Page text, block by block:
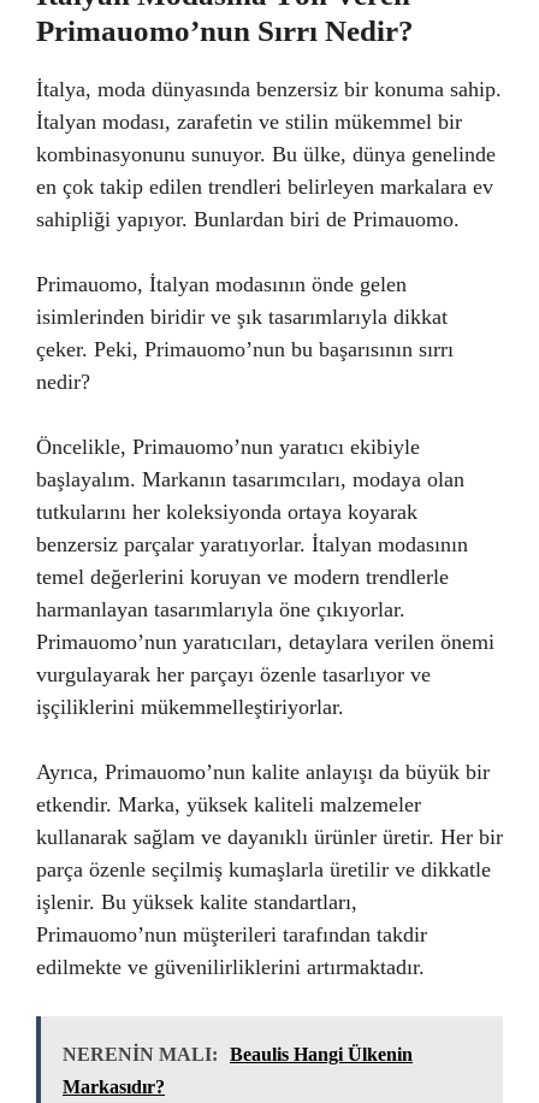
Primauomo’nun Sırrı Nedir?
İtalya, moda dünyasında benzersiz bir konuma sahip.
İtalyan modası, zarafetin ve stilin mükemmel bir
kombinasyonunu sunuyor. Bu ülke, dünya genelinde
en çok takip edilen trendleri belirleyen markalara ev
sahipliği yapıyor. Bunlardan biri de Primauomo.
Primauomo, İtalyan modasının önde gelen
isimlerinden biridir ve şık tasarımlarıyla dikkat
çeker. Peki, Primauomo’nun bu başarısının sırrı
nedir?
Öncelikle, Primauomo’nun yaratıcı ekibiyle
başlayalım. Markanın tasarımcıları, modaya olan
tutkularını her koleksiyonda ortaya koyarak
benzersiz parçalar yaratıyorlar. İtalyan modasının
temel değerlerini koruyan ve modern trendlerle
harmanlayan tasarımlarıyla öne çıkıyorlar.
Primauomo’nun yaratıcıları, detaylara verilen önemi
vurgulayarak her parçayı özenle tasarlıyor ve
işçiliklerini mükemmelleştiriyorlar.
Ayrıca, Primauomo’nun kalite anlayışı da büyük bir
etkendir. Marka, yüksek kaliteli malzemeler
kullanarak sağlam ve dayanıklı ürünler üretir. Her bir
parça özenle seçilmiş kumaşlarla üretilir ve dikkatle
işlenir. Bu yüksek kalite standartları,
Primauomo’nun müşterileri tarafından takdir
edilmekte ve güvenilirliklerini artırmaktadır.
NERENİN MALI:
Beaulis Hangi Ülkenin
Markasıdır?